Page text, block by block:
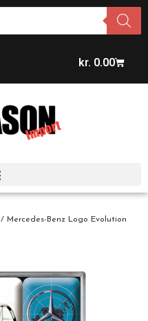
kr. 0.00
/ Mercedes-Benz Logo Evolution